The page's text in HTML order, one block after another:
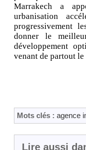
Marrakech a
urbanisation
progressivement
donner le
développement
venant de partout le
Mots clés : agence
Lire aussi